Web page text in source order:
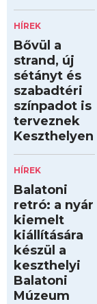
HÍREK
Bővül a
strand, új
sétányt és
szabadtéri
színpadot is
terveznek
Keszthelyen
HÍREK
Balatoni
retró: a nyár
kiemelt
kiállítására
készül a
keszthelyi
Balatoni
Múzeum